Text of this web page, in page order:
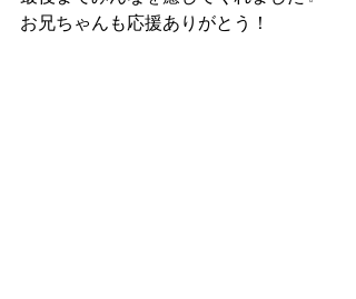
お兄ちゃんも応援ありがとう！